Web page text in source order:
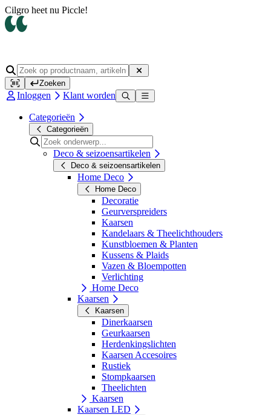
Op werkdagen voor 14.00 uur besteld, dezelfde dag verzonden
Zoeken
Inloggen Klant worden
Categorieën
Categorieën
Deco & seizoensartikelen
Deco & seizoensartikelen
Home Deco
Home Deco
Decoratie
Geurverspreiders
Kaarsen
Kandelaars & Theelichthouders
Kunstbloemen & Planten
Kussens & Plaids
Vazen & Bloempotten
Verlichting
Home Deco
Kaarsen
Kaarsen
Dinerkaarsen
Geurkaarsen
Herdenkingslichten
Kaarsen Accesoires
Rustiek
Stompkaarsen
Theelichten
Kaarsen
Kaarsen LED